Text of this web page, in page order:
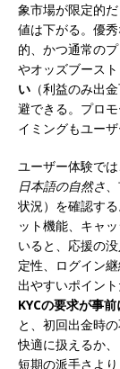
象市場が限定的
値は下がる。優
的、かつ通常の
やオッズブース
い （利益のみ出
避できる。プロ
イミングもユー
ユーザー体験で
日本語の自然さ
状況）を確認す
ット機能、キャ
いると、応援の
定性、ログイン
出やすいポイン
KYCの要求が事
と、初回出金時
快適に扱えるか
短期の派手さよ